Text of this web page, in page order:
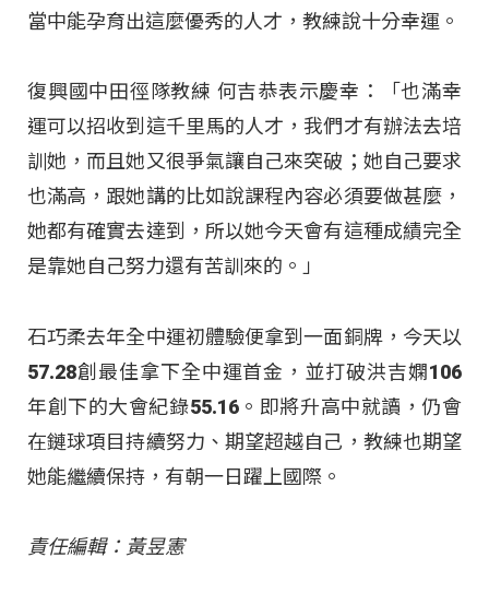
當中能孕育出這麼優秀的人才，教練說十分幸運。
復興國中田徑隊教練 何吉恭表示慶幸：「也滿幸
運可以招收到這千里馬的人才，我們才有辦法去培
訓她，而且她又很爭氣讓自己來突破；她自己要求
也滿高，跟她講的比如說課程內容必須要做甚麼，
她都有確實去達到，所以她今天會有這種成績完全
是靠她自己努力還有苦訓來的。」
石巧柔去年全中運初體驗便拿到一面銅牌，今天以
57.28創最佳拿下全中運首金，並打破洪吉嫻106
年創下的大會紀錄55.16。即將升高中就讀，仍會
在鏈球項目持續努力、期望超越自己，教練也期望
她能繼續保持，有朝一日躍上國際。
責任編輯：黃昱憲